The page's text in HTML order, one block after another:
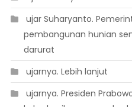
 ujar Suharyanto.
pembangunan hunian
darurat
 ujarnya. Lebih lanjut
 ujarnya. Presiden